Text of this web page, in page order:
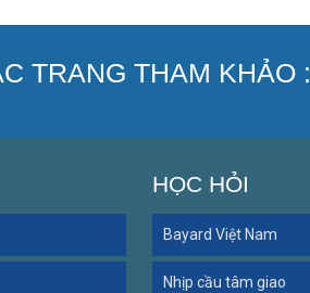
TRANG THAM KHẢO :
HỌC HỎI
Bayard Việt Nam
Nhịp cầu tâm giao